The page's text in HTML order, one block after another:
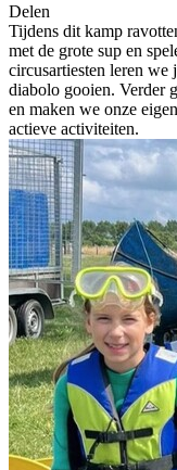
Delen
Tijdens dit kamp
met de grote sup en
circusartiesten leren we
diabolo gooien. Verder
en maken we onze
actieve activiteiten.